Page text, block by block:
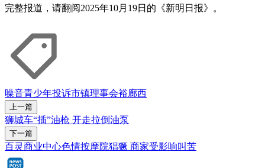
完整报道，请翻阅2025年10月19日的《新明日报》。
噪音青少年投诉市镇理事会裕廊西
上一篇
狮城车“插”油枪 开走拉倒油泵
下一篇
百灵商业中心色情按摩院猖獗 商家受影响叫苦